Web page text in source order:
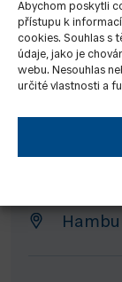
Abychom poskytli
přístupu k
cookies. Souhlas s
údaje, jako je
webu. Nesouhlas
určité vlastnosti a
Energy
10. 11.